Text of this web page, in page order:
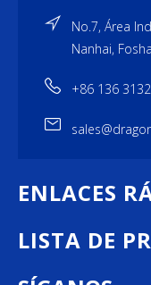
No.7, Área
Nanhai,
+86 136
ENLACES
LISTA DE